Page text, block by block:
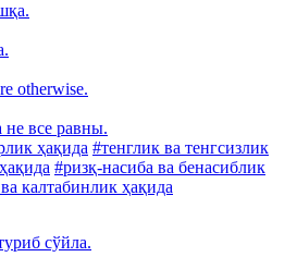
otherwise.
все равны.
ҳақида #тенглик ва тенгсизлик
#ризқ-насиба ва бенасиблик
калтабинлик ҳақида
сўйла.